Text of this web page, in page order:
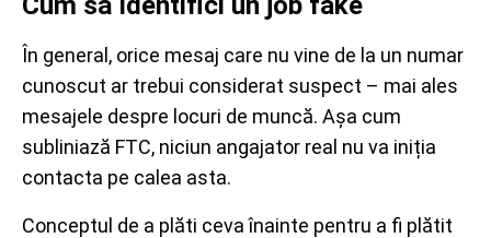
În general, orice mesaj care nu vine de la un numar
cunoscut ar trebui considerat suspect – mai ales
mesajele despre locuri de muncă. Așa cum
subliniază FTC, niciun angajator real nu va iniția
contacta pe calea asta.
Conceptul de a plăti ceva înainte pentru a fi plătit